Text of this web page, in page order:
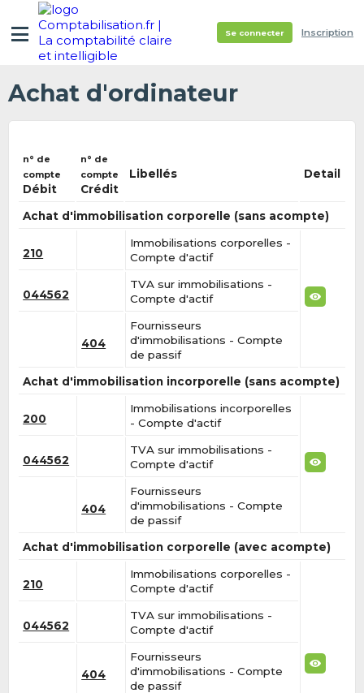
Se connecter Inscription
Achat d'ordinateur
n° de
compte
Débit
n° de
compte
Crédit
Libellés Detail
Achat d'immobilisation corporelle (sans acompte)
210
Immobilisations corporelles -
Compte d'actif
044562
TVA sur immobilisations -
Compte d'actif
404
Fournisseurs
d'immobilisations - Compte
de passif
Achat d'immobilisation incorporelle (sans acompte)
200
Immobilisations incorporelles
- Compte d'actif
044562
TVA sur immobilisations -
Compte d'actif
404
Fournisseurs
d'immobilisations - Compte
de passif
Achat d'immobilisation corporelle (avec acompte)
210
Immobilisations corporelles -
Compte d'actif
044562
TVA sur immobilisations -
Compte d'actif
404
Fournisseurs
d'immobilisations - Compte
de passif